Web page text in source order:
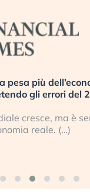
pesa più
gli errori del
cresce, ma è
reale. (…)